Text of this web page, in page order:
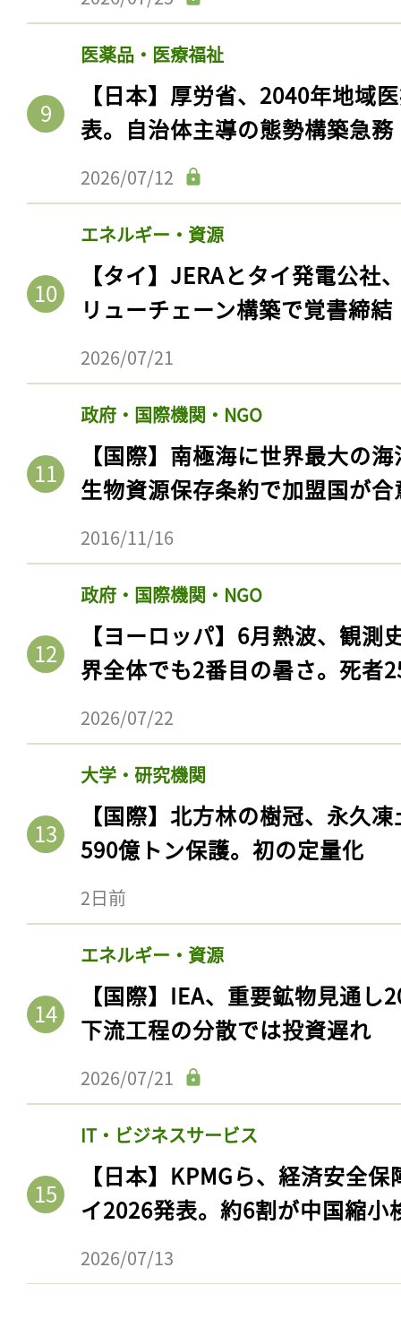
医薬品・医療福祉
【日本】厚労省、2040年地域
表。自治体主導の態勢構築急務
2026/07/12
エネルギー・資源
【タイ】JERAとタイ発電公社
リューチェーン構築で覚書締結
2026/07/21
政府・国際機関・NGO
【国際】南極海に世界最大の
生物資源保存条約で加盟国が合
2016/11/16
政府・国際機関・NGO
【ヨーロッパ】6月熱波、観
界全体でも2番目の暑さ。死者
2026/07/22
大学・研究機関
【国際】北方林の樹冠、永久
590億トン保護。初の定量化
2日前
エネルギー・資源
【国際】IEA、重要鉱物見通
下流工程の分散では投資遅れ
2026/07/21
IT・ビジネスサービス
【日本】KPMGら、経済安全
イ2026発表。約6割が中国縮小
2026/07/13
記事をお気に入りに
ログインが必
ログイン